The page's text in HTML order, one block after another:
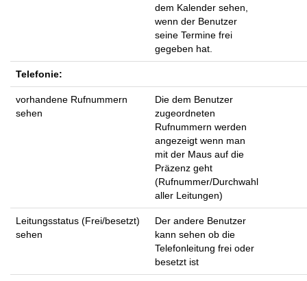
dem Kalender sehen,
wenn der Benutzer
seine Termine frei
gegeben hat.
Telefonie:
vorhandene Rufnummern
sehen
Die dem Benutzer
zugeordneten
Rufnummern werden
angezeigt wenn man
mit der Maus auf die
Präzenz geht
(Rufnummer/Durchwahl
aller Leitungen)
Leitungsstatus (Frei/besetzt)
sehen
Der andere Benutzer
kann sehen ob die
Telefonleitung frei oder
besetzt ist